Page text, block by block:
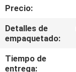
CONTROL
CALIDAD
Precio:
Detalles de
empaquetado:
Tiempo de
entrega: